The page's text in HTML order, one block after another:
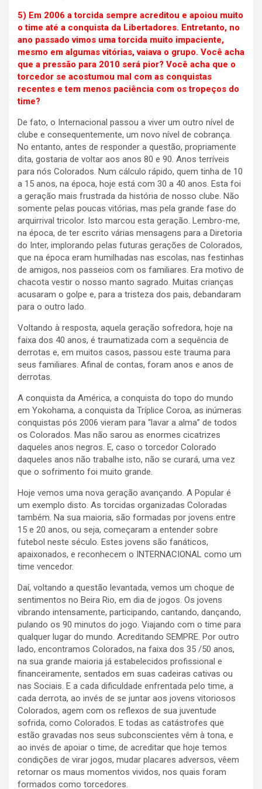
5) Em 2006 a torcida sempre acreditou e apoiou muito
o time até a conquista da Libertadores. Entretanto, no
ano passado vimos uma torcida muito impaciente,
mesmo em algumas vitórias, vaiava o grupo. Você acha
que a pressão para 2010 será pior? Você acha que o
torcedor se acostumou mal com as conquistas
recentes e tem menos paciência com os tropeços do
time?
De fato, o Internacional passou a viver um outro nível de
clube e consequentemente, um novo nível de cobrança.
No entanto, antes de responder a questão, propriamente
dita, gostaria de voltar aos anos 80 e 90. Anos terríveis
para nós Colorados. Num cálculo rápido, quem tinha de 10
a 15 anos, na época, hoje está com 30 a 40 anos. Esta foi
a geração mais frustrada da história de nosso clube. Não
somente pelas poucas vitórias, mas pela grande fase do
arquirrival tricolor. Isto marcou esta geração. Lembro-me,
na época, de ter escrito várias mensagens para a Diretoria
do Inter, implorando pelas futuras gerações de Colorados,
que na época eram humilhadas nas escolas, nas festinhas
de amigos, nos passeios com os familiares. Era motivo de
chacota vestir o nosso manto sagrado. Muitas crianças
acusaram o golpe e, para a tristeza dos pais, debandaram
para o outro lado.
Voltando à resposta, aquela geração sofredora, hoje na
faixa dos 40 anos, é traumatizada com a sequência de
derrotas e, em muitos casos, passou este trauma para
seus familiares. Afinal de contas, foram anos e anos de
derrotas.
A conquista da América, a conquista do topo do mundo
em Yokohama, a conquista da Tríplice Coroa, as inúmeras
conquistas pós 2006 vieram para “lavar a alma” de todos
os Colorados. Mas não sarou as enormes cicatrizes
daqueles anos negros. E, caso o torcedor Colorado
daqueles anos não trabalhe isto, não se curará, uma vez
que o sofrimento foi muito grande.
Hoje vemos uma nova geração avançando. A Popular é
um exemplo disto. As torcidas organizadas Coloradas
também. Na sua maioria, são formadas por jovens entre
15 e 20 anos, ou seja, começaram a entender sobre
futebol neste século. Estes jovens são fanáticos,
apaixonados, e reconhecem o INTERNACIONAL como um
time vencedor.
Daí, voltando a questão levantada, vemos um choque de
sentimentos no Beira Rio, em dia de jogos. Os jovens
vibrando intensamente, participando, cantando, dançando,
pulando os 90 minutos do jogo. Viajando com o time para
qualquer lugar do mundo. Acreditando SEMPRE. Por outro
lado, encontramos Colorados, na faixa dos 35 /50 anos,
na sua grande maioria já estabelecidos profissional e
financeiramente, sentados em suas cadeiras cativas ou
nas Sociais. E a cada dificuldade enfrentada pelo time, a
cada derrota, ao invés de se juntar aos jovens vitoriosos
Colorados, agem com os reflexos de sua juventude
sofrida, como Colorados. E todas as catástrofes que
estão gravadas nos seus subconscientes vêm à tona, e
ao invés de apoiar o time, de acreditar que hoje temos
condições de virar jogos, mudar placares adversos, vêem
retornar os maus momentos vividos, nos quais foram
formados como torcedores.